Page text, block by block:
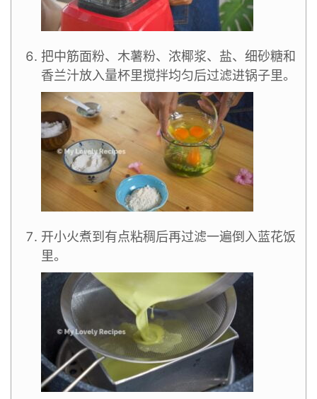
把中筋面粉、木薯粉、浓椰浆、盐、细砂糖和
香兰汁放入量杯里搅拌均匀后过滤进锅子里。
开小火煮到有点粘稠后再过滤一遍倒入蓝花饭
里。